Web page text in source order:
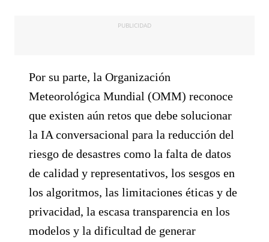
PUBLICIDAD
Por su parte, la Organización
Meteorológica Mundial (OMM) reconoce
que existen aún retos que debe solucionar
la IA conversacional para la reducción del
riesgo de desastres como la falta de datos
de calidad y representativos, los sesgos en
los algoritmos, las limitaciones éticas y de
privacidad, la escasa transparencia en los
modelos y la dificultad de generar